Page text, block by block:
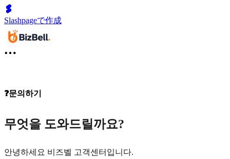
Slashpageで作成
❓문의하기
무엇을 도와드릴까요?
안녕하세요 비즈벨 고객센터입니다.